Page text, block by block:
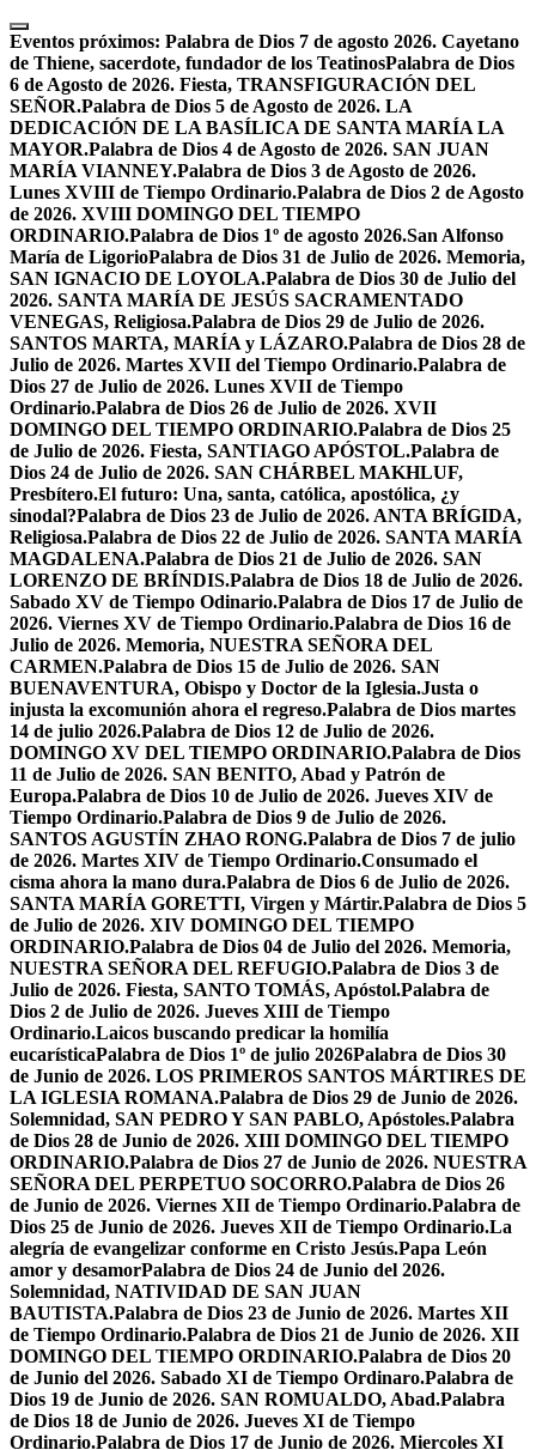
Skip
to
content
Eventos próximos: Palabra de Dios 7 de agosto 2026. Cayetano
de Thiene, sacerdote, fundador de los TeatinosPalabra de Dios
6 de Agosto de 2026. Fiesta, TRANSFIGURACIÓN DEL
SEÑOR.Palabra de Dios 5 de Agosto de 2026. LA
DEDICACIÓN DE LA BASÍLICA DE SANTA MARÍA LA
MAYOR.Palabra de Dios 4 de Agosto de 2026. SAN JUAN
MARÍA VIANNEY.Palabra de Dios 3 de Agosto de 2026.
Lunes XVIII de Tiempo Ordinario.Palabra de Dios 2 de Agosto
de 2026. XVIII DOMINGO DEL TIEMPO
ORDINARIO.Palabra de Dios 1º de agosto 2026.San Alfonso
María de LigorioPalabra de Dios 31 de Julio de 2026. Memoria,
SAN IGNACIO DE LOYOLA.Palabra de Dios 30 de Julio del
2026. SANTA MARÍA DE JESÚS SACRAMENTADO
VENEGAS, Religiosa.Palabra de Dios 29 de Julio de 2026.
SANTOS MARTA, MARÍA y LÁZARO.Palabra de Dios 28 de
Julio de 2026. Martes XVII del Tiempo Ordinario.Palabra de
Dios 27 de Julio de 2026. Lunes XVII de Tiempo
Ordinario.Palabra de Dios 26 de Julio de 2026. XVII
DOMINGO DEL TIEMPO ORDINARIO.Palabra de Dios 25
de Julio de 2026. Fiesta, SANTIAGO APÓSTOL.Palabra de
Dios 24 de Julio de 2026. SAN CHÁRBEL MAKHLUF,
Presbítero.El futuro: Una, santa, católica, apostólica, ¿y
sinodal?Palabra de Dios 23 de Julio de 2026. ANTA BRÍGIDA,
Religiosa.Palabra de Dios 22 de Julio de 2026. SANTA MARÍA
MAGDALENA.Palabra de Dios 21 de Julio de 2026. SAN
LORENZO DE BRÍNDIS.Palabra de Dios 18 de Julio de 2026.
Sabado XV de Tiempo Odinario.Palabra de Dios 17 de Julio de
2026. Viernes XV de Tiempo Ordinario.Palabra de Dios 16 de
Julio de 2026. Memoria, NUESTRA SEÑORA DEL
CARMEN.Palabra de Dios 15 de Julio de 2026. SAN
BUENAVENTURA, Obispo y Doctor de la Iglesia.Justa o
injusta la excomunión ahora el regreso.Palabra de Dios martes
14 de julio 2026.Palabra de Dios 12 de Julio de 2026.
DOMINGO XV DEL TIEMPO ORDINARIO.Palabra de Dios
11 de Julio de 2026. SAN BENITO, Abad y Patrón de
Europa.Palabra de Dios 10 de Julio de 2026. Jueves XIV de
Tiempo Ordinario.Palabra de Dios 9 de Julio de 2026.
SANTOS AGUSTÍN ZHAO RONG.Palabra de Dios 7 de julio
de 2026. Martes XIV de Tiempo Ordinario.Consumado el
cisma ahora la mano dura.Palabra de Dios 6 de Julio de 2026.
SANTA MARÍA GORETTI, Virgen y Mártir.Palabra de Dios 5
de Julio de 2026. XIV DOMINGO DEL TIEMPO
ORDINARIO.Palabra de Dios 04 de Julio del 2026. Memoria,
NUESTRA SEÑORA DEL REFUGIO.Palabra de Dios 3 de
Julio de 2026. Fiesta, SANTO TOMÁS, Apóstol.Palabra de
Dios 2 de Julio de 2026. Jueves XIII de Tiempo
Ordinario.Laicos buscando predicar la homilía
eucarísticaPalabra de Dios 1º de julio 2026Palabra de Dios 30
de Junio de 2026. LOS PRIMEROS SANTOS MÁRTIRES DE
LA IGLESIA ROMANA.Palabra de Dios 29 de Junio de 2026.
Solemnidad, SAN PEDRO Y SAN PABLO, Apóstoles.Palabra
de Dios 28 de Junio de 2026. XIII DOMINGO DEL TIEMPO
ORDINARIO.Palabra de Dios 27 de Junio de 2026. NUESTRA
SEÑORA DEL PERPETUO SOCORRO.Palabra de Dios 26
de Junio de 2026. Viernes XII de Tiempo Ordinario.Palabra de
Dios 25 de Junio de 2026. Jueves XII de Tiempo Ordinario.La
alegría de evangelizar conforme en Cristo Jesús.Papa León
amor y desamorPalabra de Dios 24 de Junio del 2026.
Solemnidad, NATIVIDAD DE SAN JUAN
BAUTISTA.Palabra de Dios 23 de Junio de 2026. Martes XII
de Tiempo Ordinario.Palabra de Dios 21 de Junio de 2026. XII
DOMINGO DEL TIEMPO ORDINARIO.Palabra de Dios 20
de Junio del 2026. Sabado XI de Tiempo Ordinaro.Palabra de
Dios 19 de Junio de 2026. SAN ROMUALDO, Abad.Palabra
de Dios 18 de Junio de 2026. Jueves XI de Tiempo
Ordinario.Palabra de Dios 17 de Junio de 2026. Miercoles XI